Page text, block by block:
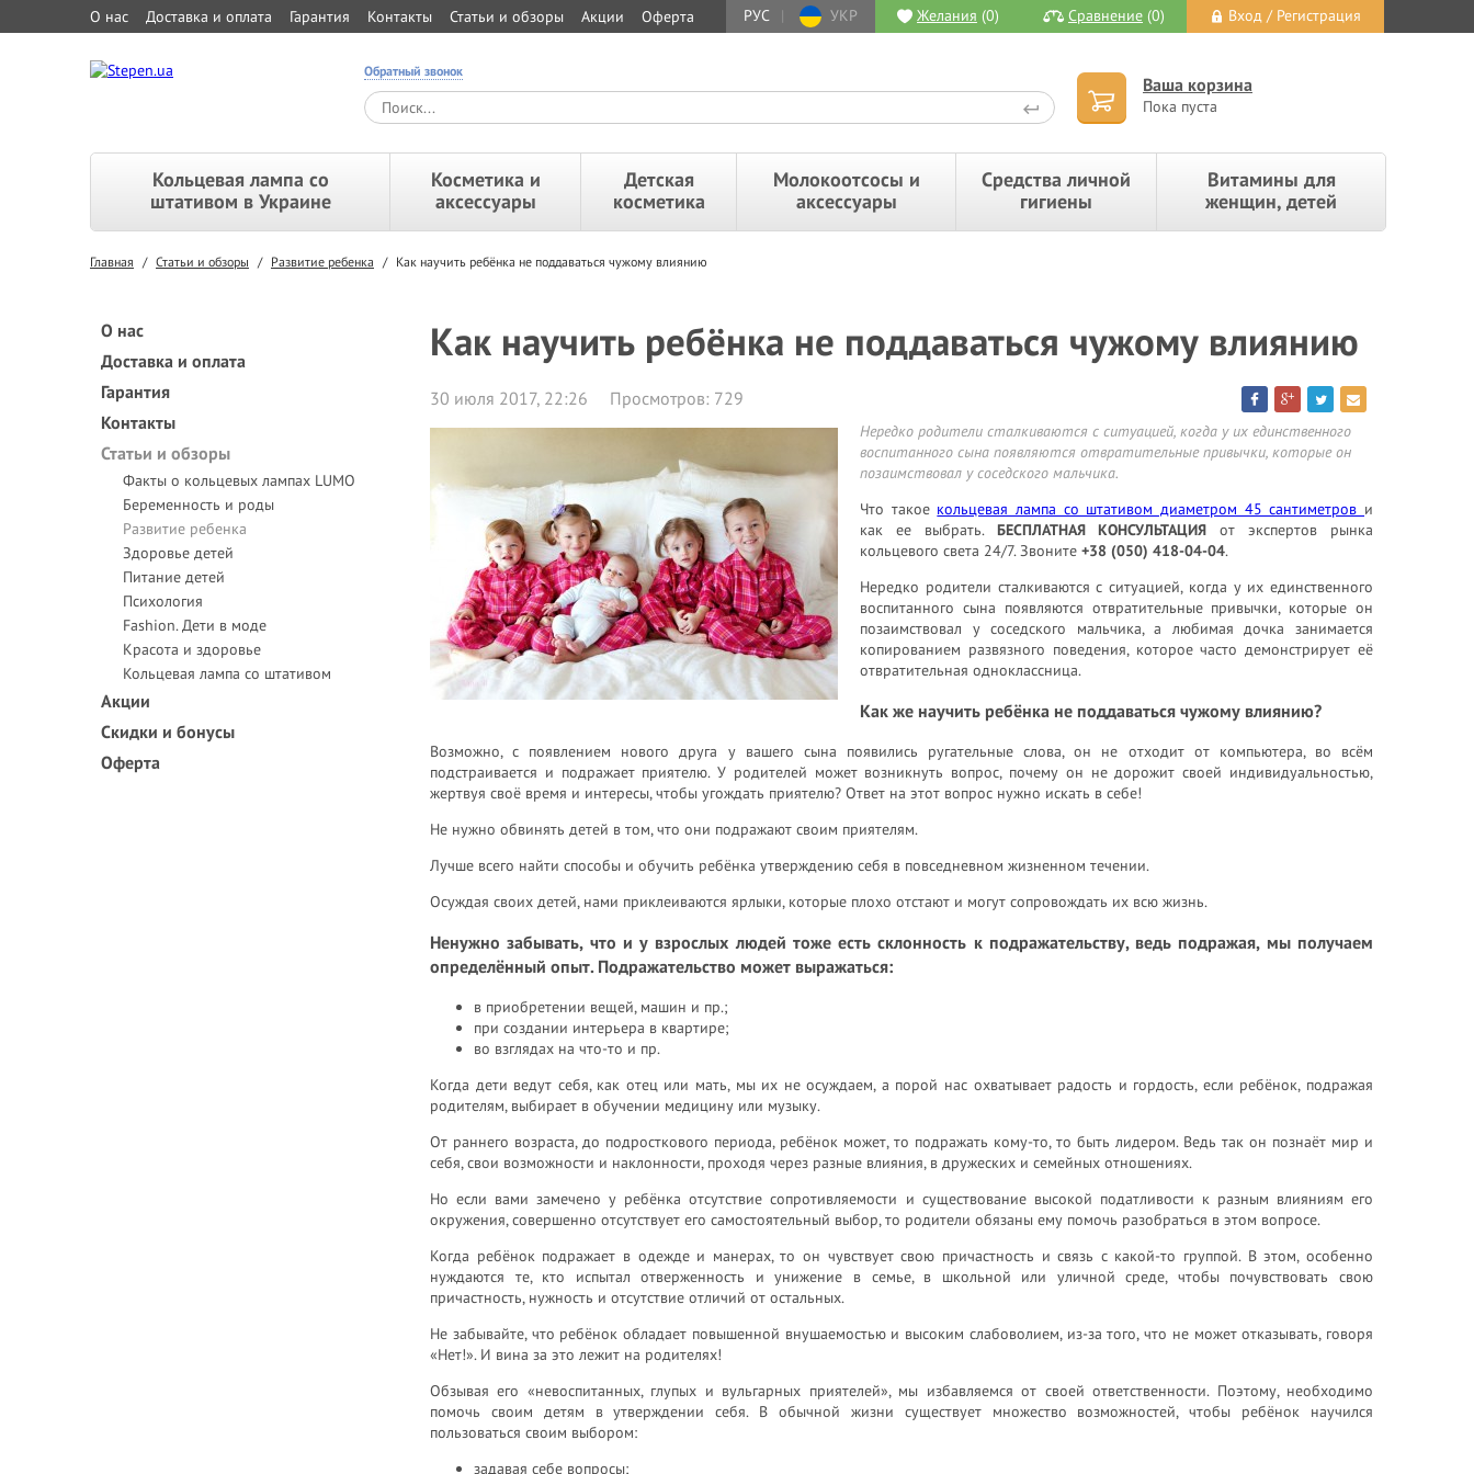
О нас Доставка и оплата Гарантия Контакты Статьи и обзоры Акции Оферта РУС | УКР Желания (0) Сравнение (0) Вход / Регистрация
Обратный звонок
Ваша корзина
Пока пуста
Кольцевая лампа со
штативом в Украине
Косметика и
аксессуары
Детская
косметика
Молокоотсосы и
аксессуары
Средства личной
гигиены
Витамины для
женщин, детей
Главная / Статьи и обзоры / Развитие ребенка / Как научить ребёнка не поддаваться чужому влиянию
О нас
Доставка и оплата
Гарантия
Контакты
Статьи и обзоры
Факты о кольцевых лампах LUMO
Беременность и роды
Развитие ребенка
Здоровье детей
Питание детей
Психология
Fashion. Дети в моде
Красота и здоровье
Кольцевая лампа со штативом
Акции
Скидки и бонусы
Оферта
Как научить ребёнка не поддаваться чужому влиянию
30 июля 2017, 22:26 Просмотров: 729
Нередко родители сталкиваются с ситуацией, когда у их единственного
воспитанного сына появляются отвратительные привычки, которые он
позаимствовал у соседского мальчика.
Что такое кольцевая лампа со штативом диаметром 45 сантиметров и
как ее выбрать. БЕСПЛАТНАЯ КОНСУЛЬТАЦИЯ от экспертов рынка
кольцевого света 24/7. Звоните +38 (050) 418-04-04.
Нередко родители сталкиваются с ситуацией, когда у их единственного
воспитанного сына появляются отвратительные привычки, которые он
позаимствовал у соседского мальчика, а любимая дочка занимается
копированием развязного поведения, которое часто демонстрирует её
отвратительная одноклассница.
Как же научить ребёнка не поддаваться чужому влиянию?
Возможно, с появлением нового друга у вашего сына появились ругательные слова, он не отходит от компьютера, во всём
подстраивается и подражает приятелю. У родителей может возникнуть вопрос, почему он не дорожит своей индивидуальностью,
жертвуя своё время и интересы, чтобы угождать приятелю? Ответ на этот вопрос нужно искать в себе!
Не нужно обвинять детей в том, что они подражают своим приятелям.
Лучше всего найти способы и обучить ребёнка утверждению себя в повседневном жизненном течении.
Осуждая своих детей, нами приклеиваются ярлыки, которые плохо отстают и могут сопровождать их всю жизнь.
Ненужно забывать, что и у взрослых людей тоже есть склонность к подражательству, ведь подражая, мы получаем
определённый опыт. Подражательство может выражаться:
в приобретении вещей, машин и пр.;
при создании интерьера в квартире;
во взглядах на что-то и пр.
Когда дети ведут себя, как отец или мать, мы их не осуждаем, а порой нас охватывает радость и гордость, если ребёнок, подражая
родителям, выбирает в обучении медицину или музыку.
От раннего возраста, до подросткового периода, ребёнок может, то подражать кому-то, то быть лидером. Ведь так он познаёт мир и
себя, свои возможности и наклонности, проходя через разные влияния, в дружеских и семейных отношениях.
Но если вами замечено у ребёнка отсутствие сопротивляемости и существование высокой податливости к разным влияниям его
окружения, совершенно отсутствует его самостоятельный выбор, то родители обязаны ему помочь разобраться в этом вопросе.
Когда ребёнок подражает в одежде и манерах, то он чувствует свою причастность и связь с какой-то группой. В этом, особенно
нуждаются те, кто испытал отверженность и унижение в семье, в школьной или уличной среде, чтобы почувствовать свою
причастность, нужность и отсутствие отличий от остальных.
Не забывайте, что ребёнок обладает повышенной внушаемостью и высоким слабоволием, из-за того, что не может отказывать, говоря
«Нет!». И вина за это лежит на родителях!
Обзывая его «невоспитанных, глупых и вульгарных приятелей», мы избавляемся от своей ответственности. Поэтому, необходимо
помочь своим детям в утверждении себя. В обычной жизни существует множество возможностей, чтобы ребёнок научился
пользоваться своим выбором:
задавая себе вопросы;